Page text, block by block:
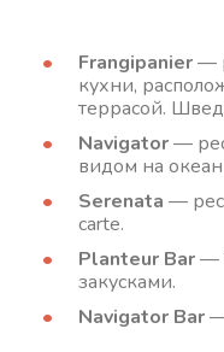
Frangipanier—
кухни,
террасой.
Navigator—
видом на
Serenata —
carte.
Planteur Bar—
закусками.
Navigator Bar